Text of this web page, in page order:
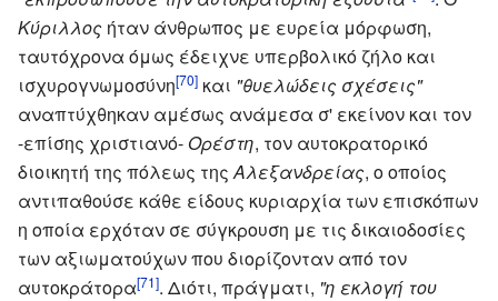
Κύριλλος ήταν άνθρωπος με ευρεία μόρφωση,
ταυτόχρονα όμως έδειχνε υπερβολικό ζήλο και
ισχυρογνωμοσύνη[70] και "θυελώδεις σχέσεις"
αναπτύχθηκαν αμέσως ανάμεσα σ' εκείνον και τον
-επίσης χριστιανό- Ορέστη, τον αυτοκρατορικό
διοικητή της πόλεως της Αλεξανδρείας, ο οποίος
αντιπαθούσε κάθε είδους κυριαρχία των επισκόπων
η οποία ερχόταν σε σύγκρουση με τις δικαιοδοσίες
των αξιωματούχων που διορίζονταν από τον
αυτοκράτορα[71]. Διότι, πράγματι, "η εκλογή του